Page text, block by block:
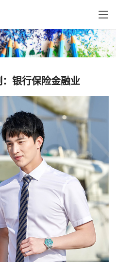
银行保险金融业